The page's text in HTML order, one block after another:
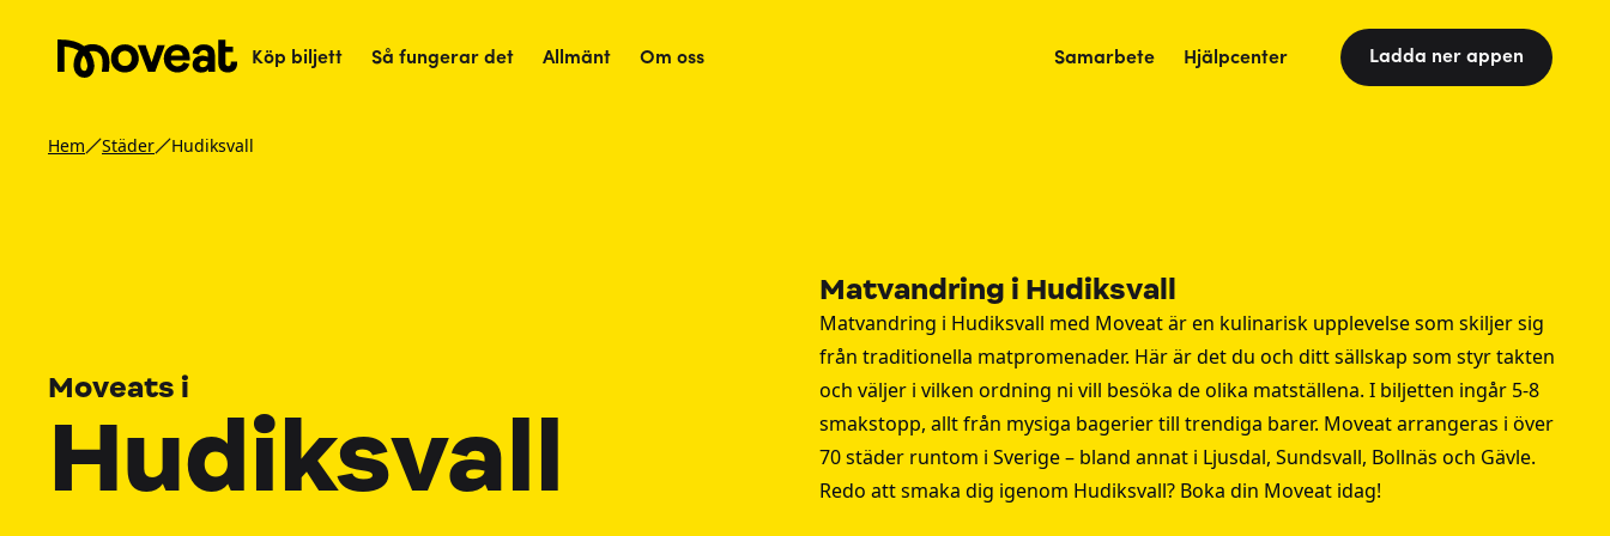
Köp biljett Så fungerar det Allmänt Om oss Samarbete Hjälpcenter Ladda ner appen
Hem Städer Hudiksvall
Moveats i
Hudiksvall
Matvandring i Hudiksvall
Matvandring i Hudiksvall med Moveat är en kulinarisk upplevelse som skiljer sig
från traditionella matpromenader. Här är det du och ditt sällskap som styr takten
och väljer i vilken ordning ni vill besöka de olika matställena. I biljetten ingår 5-8
smakstopp, allt från mysiga bagerier till trendiga barer. Moveat arrangeras i över
70 städer runtom i Sverige – bland annat i Ljusdal, Sundsvall, Bollnäs och Gävle.
Redo att smaka dig igenom Hudiksvall? Boka din Moveat idag!